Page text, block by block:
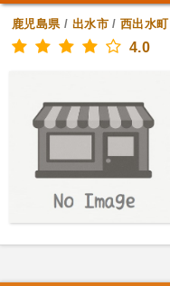
鹿児島県/ 出水市/西出水町
4.0